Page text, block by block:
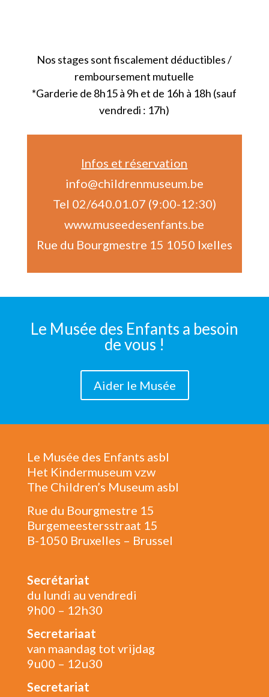
Nos stages sont fiscalement déductibles /
remboursement mutuelle
*Garderie de 8h15 à 9h et de 16h à 18h (sauf
vendredi : 17h)
Infos et réservation
info@childrenmuseum.be
Tel 02/640.01.07 (9:00-12:30)
www.museedesenfants.be
Rue du Bourgmestre 15 1050 Ixelles
Le Musée des Enfants a besoin
de vous !
Aider le Musée
Le Musée des Enfants asbl
Het Kindermuseum vzw
The Children’s Museum asbl
Rue du Bourgmestre 15
Burgemeestersstraat 15
B-1050 Bruxelles – Brussel
Secrétariat
du lundi au vendredi
9h00 – 12h30
Secretariaat
van maandag tot vrijdag
9u00 – 12u30
Secretariat